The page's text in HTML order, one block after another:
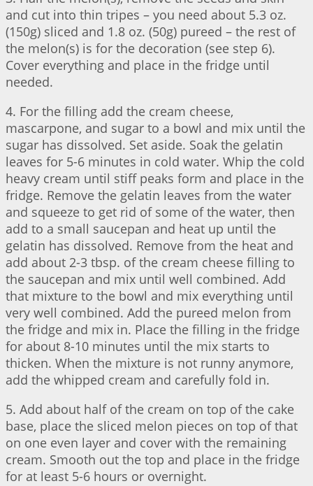
and cut into thin tripes – you need about 5.3 oz.
(150g) sliced and 1.8 oz. (50g) pureed – the rest of
the melon(s) is for the decoration (see step 6).
Cover everything and place in the fridge until
needed.
4. For the filling add the cream cheese,
mascarpone, and sugar to a bowl and mix until the
sugar has dissolved. Set aside. Soak the gelatin
leaves for 5-6 minutes in cold water. Whip the cold
heavy cream until stiff peaks form and place in the
fridge. Remove the gelatin leaves from the water
and squeeze to get rid of some of the water, then
add to a small saucepan and heat up until the
gelatin has dissolved. Remove from the heat and
add about 2-3 tbsp. of the cream cheese filling to
the saucepan and mix until well combined. Add
that mixture to the bowl and mix everything until
very well combined. Add the pureed melon from
the fridge and mix in. Place the filling in the fridge
for about 8-10 minutes until the mix starts to
thicken. When the mixture is not runny anymore,
add the whipped cream and carefully fold in.
5. Add about half of the cream on top of the cake
base, place the sliced melon pieces on top of that
on one even layer and cover with the remaining
cream. Smooth out the top and place in the fridge
for at least 5-6 hours or overnight.